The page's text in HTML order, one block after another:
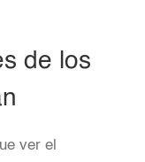
de los
ver el